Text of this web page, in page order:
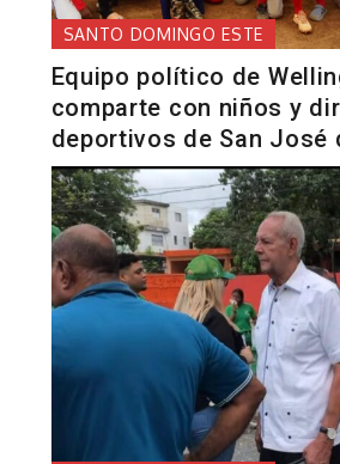
SANTO DOMINGO ESTE
Equipo político de
comparte con niños y
deportivos de San José